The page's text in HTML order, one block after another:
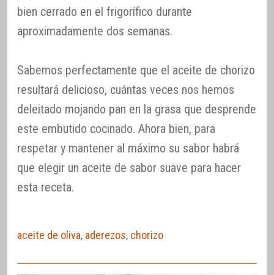
bien cerrado en el frigorífico durante
aproximadamente dos semanas.
Sabemos perfectamente que el aceite de chorizo
resultará delicioso, cuántas veces nos hemos
deleitado mojando pan en la grasa que desprende
este embutido cocinado. Ahora bien, para
respetar y mantener al máximo su sabor habrá
que elegir un aceite de sabor suave para hacer
esta receta.
aceite de oliva, aderezos, chorizo